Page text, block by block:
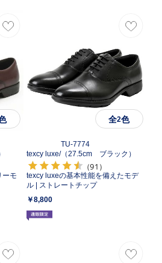
ーモ
全2色
texcy luxe/
TU-7774
（27.5cm ブラック）
（91）
texcy luxeの基本性能を備えたモデ
ル | ストレートチップ
￥8,800